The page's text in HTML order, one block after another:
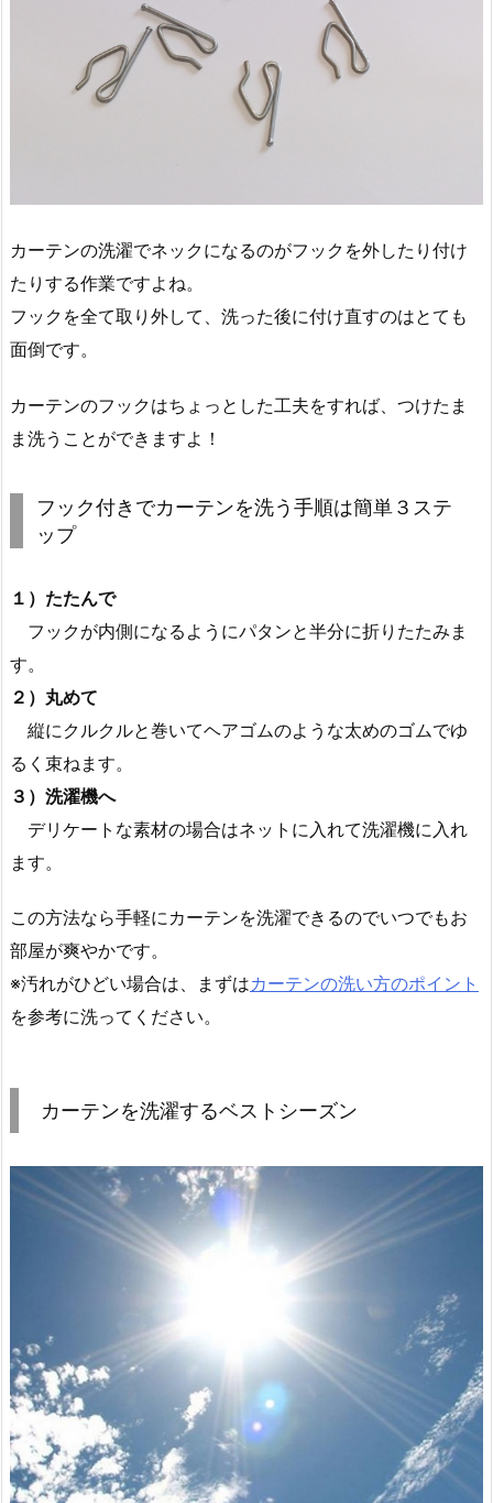
カーテンの洗濯でネックになるのがフックを外したり付け
たりする作業ですよね。
フックを全て取り外して、洗った後に付け直すのはとても
面倒です。
カーテンのフックはちょっとした工夫をすれば、つけたま
ま洗うことができますよ！
フック付きでカーテンを洗う手順は簡単３ステ
ップ
１）たたんで
フックが内側になるようにパタンと半分に折りたたみま
す。
２）丸めて
縦にクルクルと巻いてヘアゴムのような太めのゴムでゆ
るく束ねます。
３）洗濯機へ
デリケートな素材の場合はネットに入れて洗濯機に入れ
ます。
この方法なら手軽にカーテンを洗濯できるのでいつでもお
部屋が爽やかです。
※汚れがひどい場合は、まずはカーテンの洗い方のポイント
を参考に洗ってください。
カーテンを洗濯するベストシーズン